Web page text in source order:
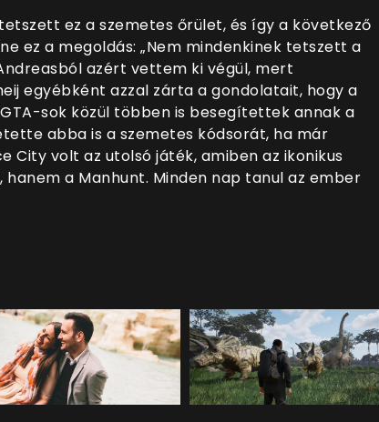
ez a szemetes őrület, és így a következő
ez a megoldás: „Nem mindenkinek tetszett a
azért vettem ki végül, mert
egyébként azzal zárta a gondolatait, hogy a
sok közül többen is besegítettek annak a
abba is a szemetes kódsorát, ha már
City volt az utolsó játék, amiben az ikonikus
a Manhunt. Minden nap tanul az ember